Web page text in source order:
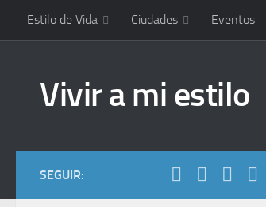
Estilo de Vida Ciudades Eventos
Vivir a mi estilo
SEGUIR: